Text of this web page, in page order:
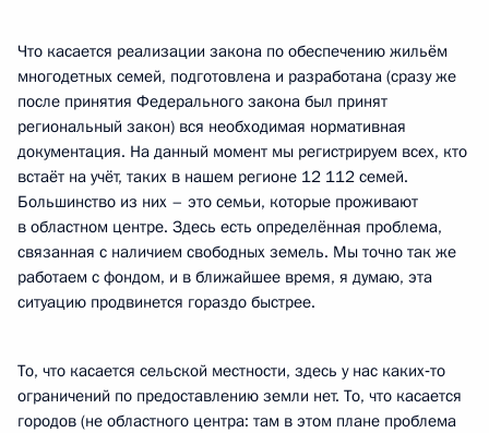
Что касается реализации закона по обеспечению жильём
многодетных семей, подготовлена и разработана (сразу же
после принятия Федерального закона был принят
региональный закон) вся необходимая нормативная
документация. На данный момент мы регистрируем всех, кто
встаёт на учёт, таких в нашем регионе 12 112 семей.
Большинство из них – это семьи, которые проживают
в областном центре. Здесь есть определённая проблема,
связанная с наличием свободных земель. Мы точно так же
работаем с фондом, и в ближайшее время, я думаю, эта
ситуацию продвинется гораздо быстрее.
То, что касается сельской местности, здесь у нас каких‑то
ограничений по предоставлению земли нет. То, что касается
городов (не областного центра: там в этом плане проблема